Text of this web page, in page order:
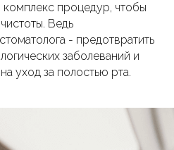
процедур, чтобы
Ведь
- предотвратить
заболеваний и
уход за полостью рта.